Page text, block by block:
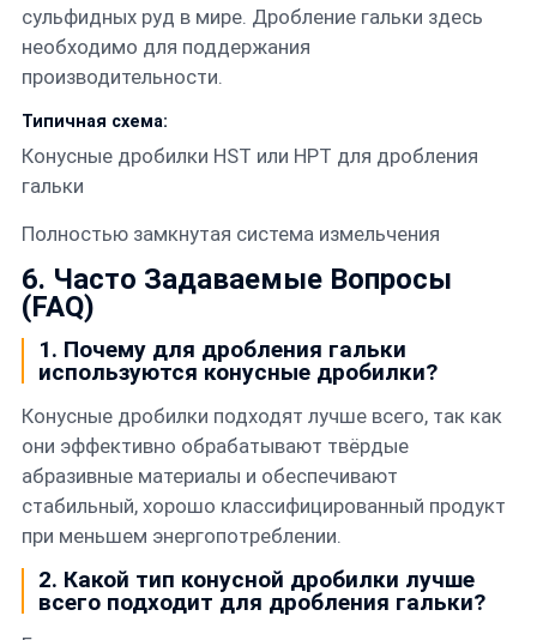
сульфидных руд в мире. Дробление гальки здесь
необходимо для поддержания
производительности.
Типичная схема:
Конусные дробилки HST или HPT для дробления
гальки
Полностью замкнутая система измельчения
6. Часто Задаваемые Вопросы
(FAQ)
1. Почему для дробления гальки
используются конусные дробилки?
Конусные дробилки подходят лучше всего, так как
они эффективно обрабатывают твёрдые
абразивные материалы и обеспечивают
стабильный, хорошо классифицированный продукт
при меньшем энергопотреблении.
2. Какой тип конусной дробилки лучше
всего подходит для дробления гальки?